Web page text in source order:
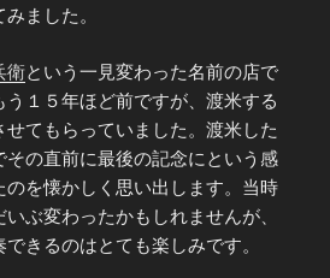
ました。
衛という一見変わった名前の店で
１５年ほど前ですが、渡米する
てもらっていました。渡米した
の直前に最後の記念にという感
のを懐かしく思い出します。当時
ぶ変わったかもしれませんが、
きるのはとても楽しみです。